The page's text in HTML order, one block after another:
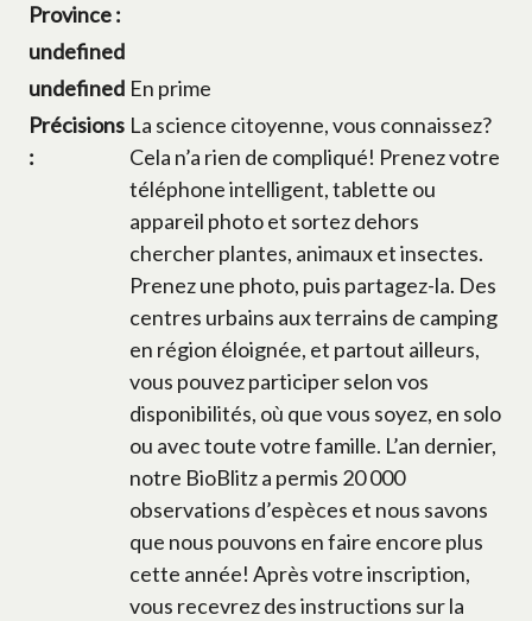
Province :
undefined
undefined En prime
Précisions
:
La science citoyenne, vous connaissez?
Cela n’a rien de compliqué! Prenez votre
téléphone intelligent, tablette ou
appareil photo et sortez dehors
chercher plantes, animaux et insectes.
Prenez une photo, puis partagez-la. Des
centres urbains aux terrains de camping
en région éloignée, et partout ailleurs,
vous pouvez participer selon vos
disponibilités, où que vous soyez, en solo
ou avec toute votre famille. L’an dernier,
notre BioBlitz a permis 20 000
observations d’espèces et nous savons
que nous pouvons en faire encore plus
cette année! Après votre inscription,
vous recevrez des instructions sur la